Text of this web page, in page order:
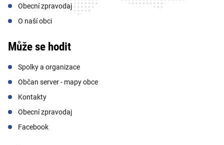
Obecní zpravodaj
O naší obci
Může se hodit
Spolky a organizace
Občan server - mapy obce
Kontakty
Obecní zpravodaj
Facebook